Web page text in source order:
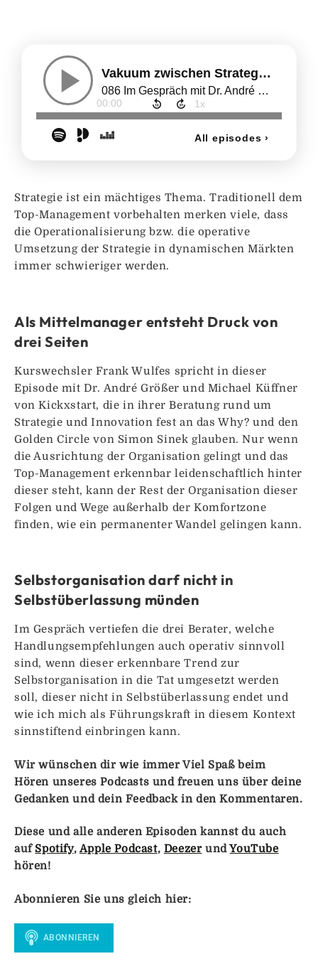
Strategie ist ein mächtiges Thema. Traditionell dem
Top-Management vorbehalten merken viele, dass
die Operationalisierung bzw. die operative
Umsetzung der Strategie in dynamischen Märkten
immer schwieriger werden.
Als Mittelmanager entsteht Druck von
drei Seiten
Kurswechsler Frank Wulfes spricht in dieser
Episode mit Dr. André Größer und Michael Küffner
von Kickxstart, die in ihrer Beratung rund um
Strategie und Innovation fest an das Why? und den
Golden Circle von Simon Sinek glauben. Nur wenn
die Ausrichtung der Organisation gelingt und das
Top-Management erkennbar leidenschaftlich hinter
dieser steht, kann der Rest der Organisation dieser
Folgen und Wege außerhalb der Komfortzone
finden, wie ein permanenter Wandel gelingen kann.
Selbstorganisation darf nicht in
Selbstüberlassung münden
Im Gespräch vertiefen die drei Berater, welche
Handlungsempfehlungen auch operativ sinnvoll
sind, wenn dieser erkennbare Trend zur
Selbstorganisation in die Tat umgesetzt werden
soll, dieser nicht in Selbstüberlassung endet und
wie ich mich als Führungskraft in diesem Kontext
sinnstiftend einbringen kann.
Wir wünschen dir wie immer Viel Spaß beim
Hören unseres Podcasts und freuen uns über deine
Gedanken und dein Feedback in den Kommentaren.
Diese und alle anderen Episoden kannst du auch
auf Spotify,Apple Podcast, DeezerundYouTube
hören!
Abonnieren Sie uns gleich hier: